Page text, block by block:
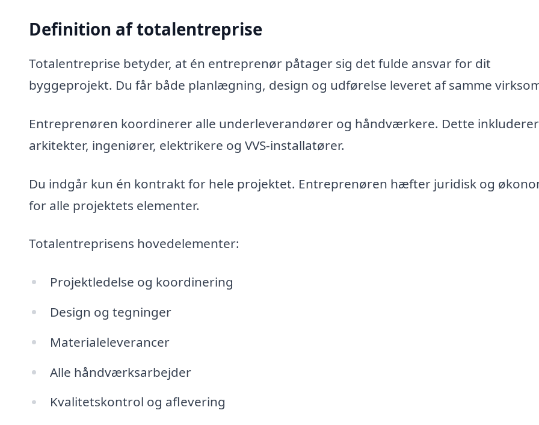
Definition af totalentreprise
Totalentreprise betyder, at én entreprenør påtager sig det fulde ansvar for dit
byggeprojekt. Du får både planlægning, design og udførelse leveret af samme
Entreprenøren koordinerer alle underleverandører og håndværkere. Dette inkluderer
arkitekter, ingeniører, elektrikere og VVS-installatører.
Du indgår kun én kontrakt for hele projektet. Entreprenøren hæfter juridisk og
for alle projektets elementer.
Totalentreprisens hovedelementer:
Projektledelse og koordinering
Design og tegninger
Materialeleverancer
Alle håndværksarbejder
Kvalitetskontrol og aflevering